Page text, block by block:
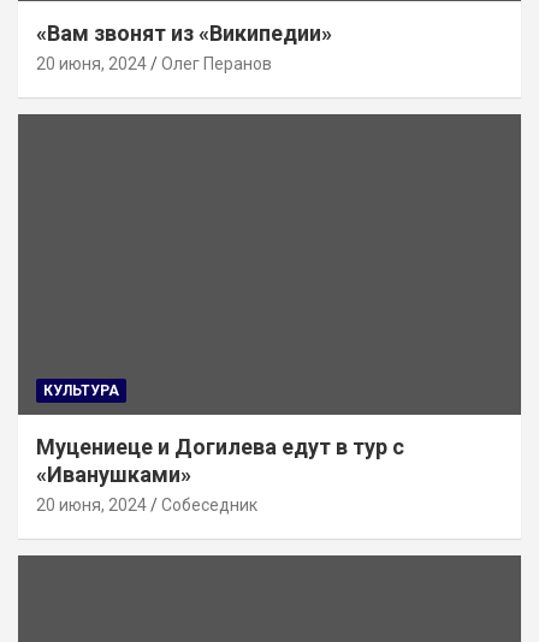
«Вам звонят из «Википедии»
20 июня, 2024 Олег Перанов
КУЛЬТУРА
Муцениеце и Догилева едут в тур с
«Иванушками»
20 июня, 2024 Собеседник